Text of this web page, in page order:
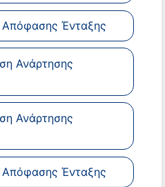
Απόφασης Ένταξης
Ανάρτησης
Ανάρτησης
Απόφασης Ένταξης